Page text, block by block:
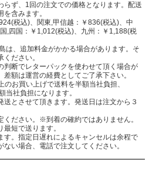
らず、1回の注文での価格となります。配送
含みます。
税込)、関東,甲信越：￥836(税込)、中
,四国：￥1,012(税込)、九州：￥1,188(税
、追加料金がかかる場合があります。そ
ださい。
判断でレターパックを使わせて頂く場合が
額は運営の経費としてご了承下さい。
お買い上げで送料を半額当社負担、
当社負担になります。
とさせて頂きます。発送日は注文から３
ださい。※到着の確約ではありません。
短で送ります。
す。指定日遅れによるキャンセルは余程で
い場合、電話で注文してください。